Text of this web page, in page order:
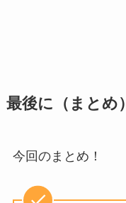
最後に（まとめ）
今回のまとめ！